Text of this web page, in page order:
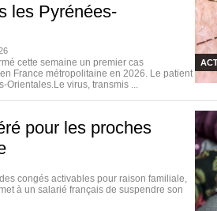
les Pyrénées-
cette semaine un premier cas
France métropolitaine en 2026. Le patient
Orientales.Le virus, transmis ...
pour les proches
congés activables pour raison familiale,
à un salarié français de suspendre son